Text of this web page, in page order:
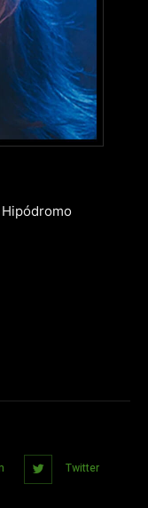
Twitter